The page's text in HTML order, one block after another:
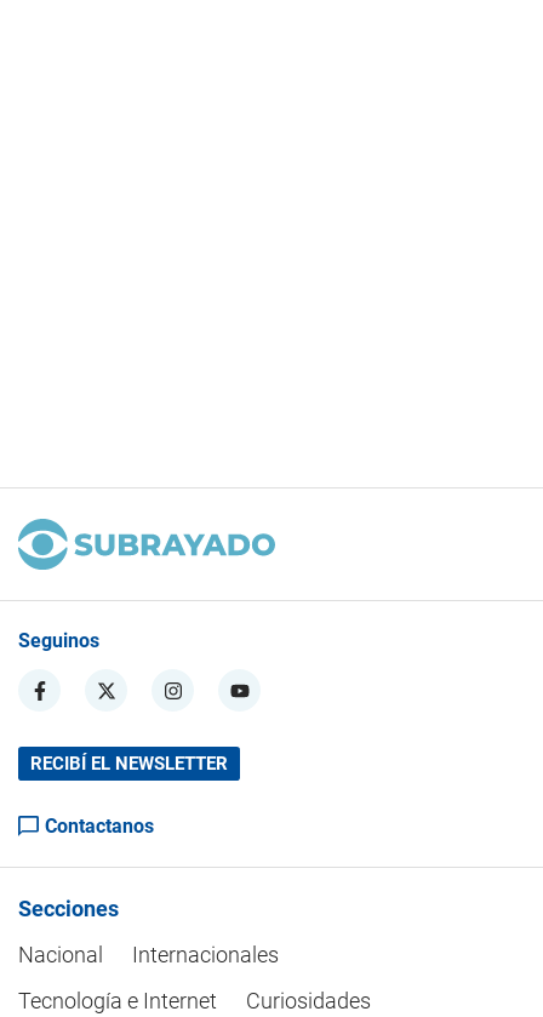
Seguinos
RECIBÍ EL NEWSLETTER
Contactanos
Secciones
Nacional
Internacionales
Tecnología e Internet
Curiosidades